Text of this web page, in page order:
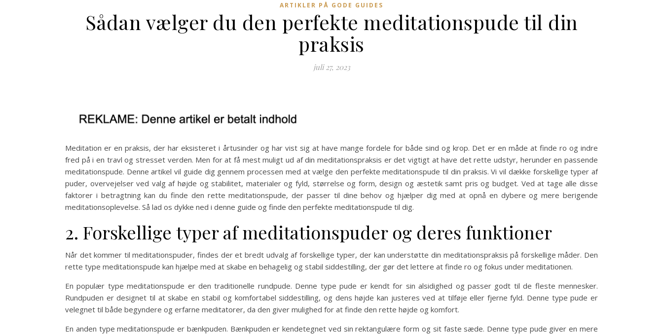
ARTIKLER PÅ GODE GUIDES
Sådan vælger du den perfekte meditationspude til din
praksis
juli 27, 2023
Meditation er en praksis, der har eksisteret i årtusinder og har vist sig at have mange fordele for både sind og krop. Det er en måde at finde ro og indre
fred på i en travl og stresset verden. Men for at få mest muligt ud af din meditationspraksis er det vigtigt at have det rette udstyr, herunder en passende
meditationspude. Denne artikel vil guide dig gennem processen med at vælge den perfekte meditationspude til din praksis. Vi vil dække forskellige typer af
puder, overvejelser ved valg af højde og stabilitet, materialer og fyld, størrelse og form, design og æstetik samt pris og budget. Ved at tage alle disse
faktorer i betragtning kan du finde den rette meditationspude, der passer til dine behov og hjælper dig med at opnå en dybere og mere berigende
meditationsoplevelse. Så lad os dykke ned i denne guide og finde den perfekte meditationspude til dig.
2. Forskellige typer af meditationspuder og deres funktioner
Når det kommer til meditationspuder, findes der et bredt udvalg af forskellige typer, der kan understøtte din meditationspraksis på forskellige måder. Den
rette type meditationspude kan hjælpe med at skabe en behagelig og stabil siddestilling, der gør det lettere at finde ro og fokus under meditationen.
En populær type meditationspude er den traditionelle rundpude. Denne type pude er kendt for sin alsidighed og passer godt til de fleste mennesker.
Rundpuden er designet til at skabe en stabil og komfortabel siddestilling, og dens højde kan justeres ved at tilføje eller fjerne fyld. Denne type pude er
velegnet til både begyndere og erfarne meditatorer, da den giver mulighed for at finde den rette højde og komfort.
En anden type meditationspude er bænkpuden. Bænkpuden er kendetegnet ved sin rektangulære form og sit faste sæde. Denne type pude giver en mere